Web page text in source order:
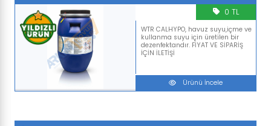
WTR CALHYPO, havuz suyu,içme ve
kullanma suyu için üretilen bir
dezenfektandır. FİYAT VE SİPARİŞ
İÇİN İLETİŞİ
0 TL
Ürünü İncele